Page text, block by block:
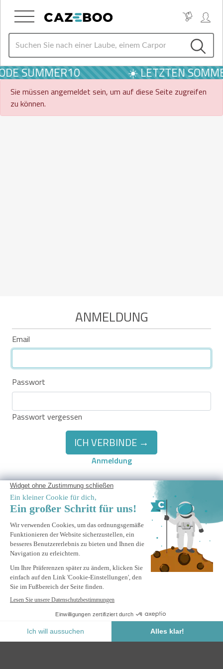
SUMMER10 ☀️ LETZTEN
Sie müssen angemeldet sein, um auf diese Seite zugreifen
zu können.
ANMELDUNG
Email
Passwort
Passwort vergessen
ICH VERBINDE →
Anmeldung